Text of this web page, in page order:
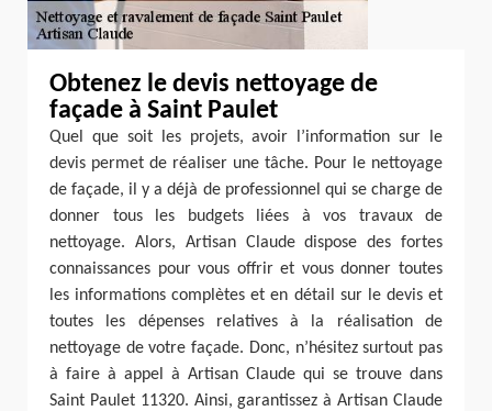
Obtenez le devis nettoyage de
façade à Saint Paulet
Quel que soit les projets, avoir l’information sur le
devis permet de réaliser une tâche. Pour le nettoyage
de façade, il y a déjà de professionnel qui se charge de
donner tous les budgets liées à vos travaux de
nettoyage. Alors, Artisan Claude dispose des fortes
connaissances pour vous offrir et vous donner toutes
les informations complètes et en détail sur le devis et
toutes les dépenses relatives à la réalisation de
nettoyage de votre façade. Donc, n’hésitez surtout pas
à faire à appel à Artisan Claude qui se trouve dans
Saint Paulet 11320. Ainsi, garantissez à Artisan Claude